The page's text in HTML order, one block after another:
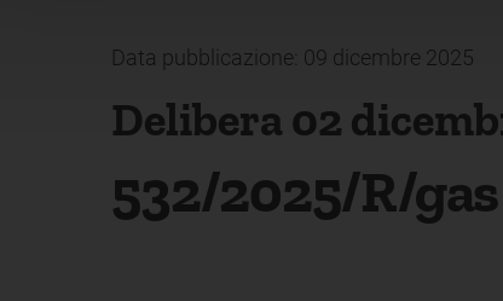
Data pubblicazione: 09 dicembre 2025
Delibera 02
532/2025/R/gas